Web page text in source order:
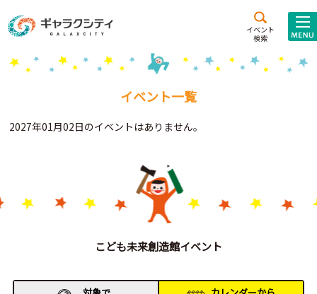
イベント
検索
施設案内
こども
西新井
施設･
Gがくえん
お知らせ
イベント一覧
2027年01月02日のイベントはありません。
こども未来創造館イベント